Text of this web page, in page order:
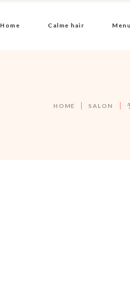
Home Calme hair Menu
HOME SALON